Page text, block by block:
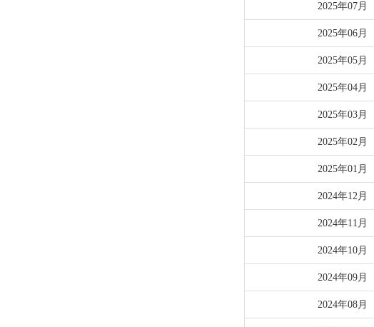
2025年07月
2025年06月
2025年05月
2025年04月
2025年03月
2025年02月
2025年01月
2024年12月
2024年11月
2024年10月
2024年09月
2024年08月